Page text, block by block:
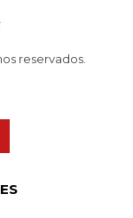
reservados.